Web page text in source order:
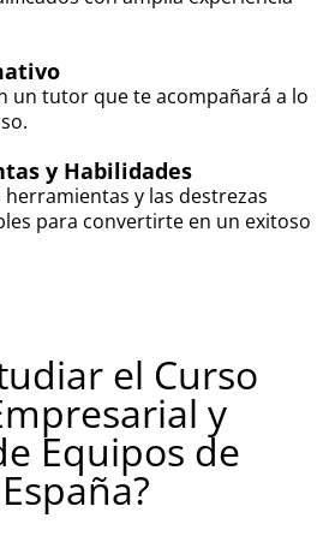
un tutor que te acompañará a lo
y Habilidades
herramientas y las destrezas
para convertirte en un exitoso
el Curso
y
Equipos de